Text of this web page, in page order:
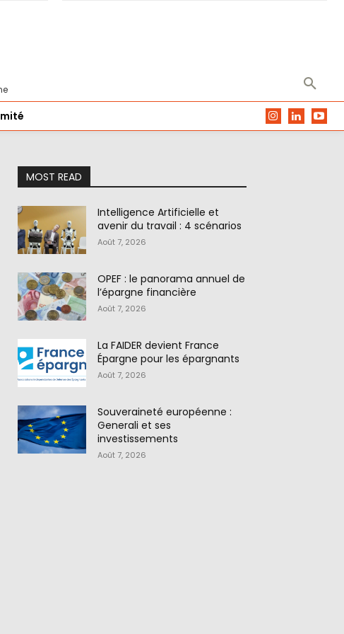
MOST READ
Intelligence Artificielle et
avenir du travail : 4 scénarios
Août 7, 2026
OPEF : le panorama annuel de
l’épargne financière
Août 7, 2026
La FAIDER devient France
Épargne pour les épargnants
Août 7, 2026
Souveraineté européenne :
Generali et ses
investissements
Août 7, 2026